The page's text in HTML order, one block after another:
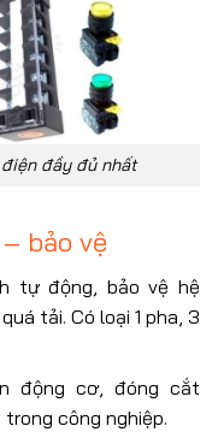
đầy đủ nhất
bảo vệ
tự động, bảo vệ hệ
tải. Có loại 1 pha, 3
động cơ, đóng cắt
công nghiệp.